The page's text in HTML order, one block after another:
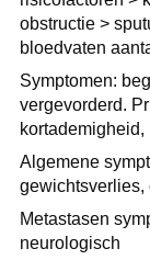
obstructie >
bloedvaten
Symptomen:
vergevorderd.
Algemene
gewichtsverlies,
Metastasen
neurologisch